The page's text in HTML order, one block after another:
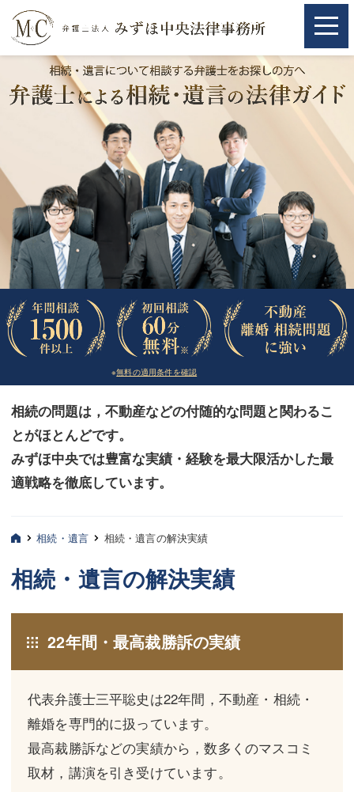
取扱分野
相続・遺言
離婚（夫婦間トラブル）
企業法務
労働問題（解雇，残業等）
刑事弁護
交通事故
法律相談など（その他）
お客様へ
みずほ中央の特長・実質編
弁護士紹介
三平 聡史
酒井 博之
坂本 陽一
三平 隆史
吉元 優仁
小川 祐
※無料の適用条件を確認
相続の問題は，不動産などの付随的な問題と関わるこ
とがほとんどです。
みずほ中央では豊富な実績・経験を最大限活かした最
適戦略を徹底しています。
取扱分野
相続・遺言
離婚（夫婦間トラブル）
企業法務
労働問題（解雇，残業等）
刑事弁護
交通事故
法律相談など（その他）
お客様へ
みずほ中央の特長・実質編
弁護士紹介
三平 聡史
酒井 博之
坂本 陽一
三平 隆史
吉元 優仁
弁護士費用
相続・遺言 相続・遺言の解決実績
相続・遺言の解決実績
22年間・最高裁勝訴の実績
代表弁護士三平聡史は22年間，不動産・相続・
離婚を専門的に扱っています。
最高裁勝訴などの実績から，数多くのマスコミ
取材，講演を引き受けています。